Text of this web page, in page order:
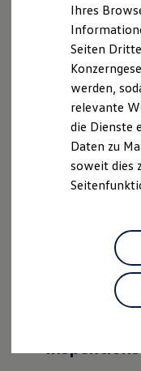
XTL-
Ersatzteile
Original
Elektrisch &
Unser
Service
Ihres
Seiten
werden,
relevante
die Dienste
Daten zu
soweit dies